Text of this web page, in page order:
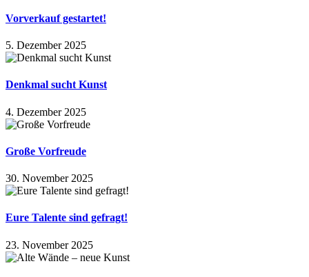
Vorverkauf gestartet!
5. Dezember 2025
Denkmal sucht Kunst
4. Dezember 2025
Große Vorfreude
30. November 2025
Eure Talente sind gefragt!
23. November 2025